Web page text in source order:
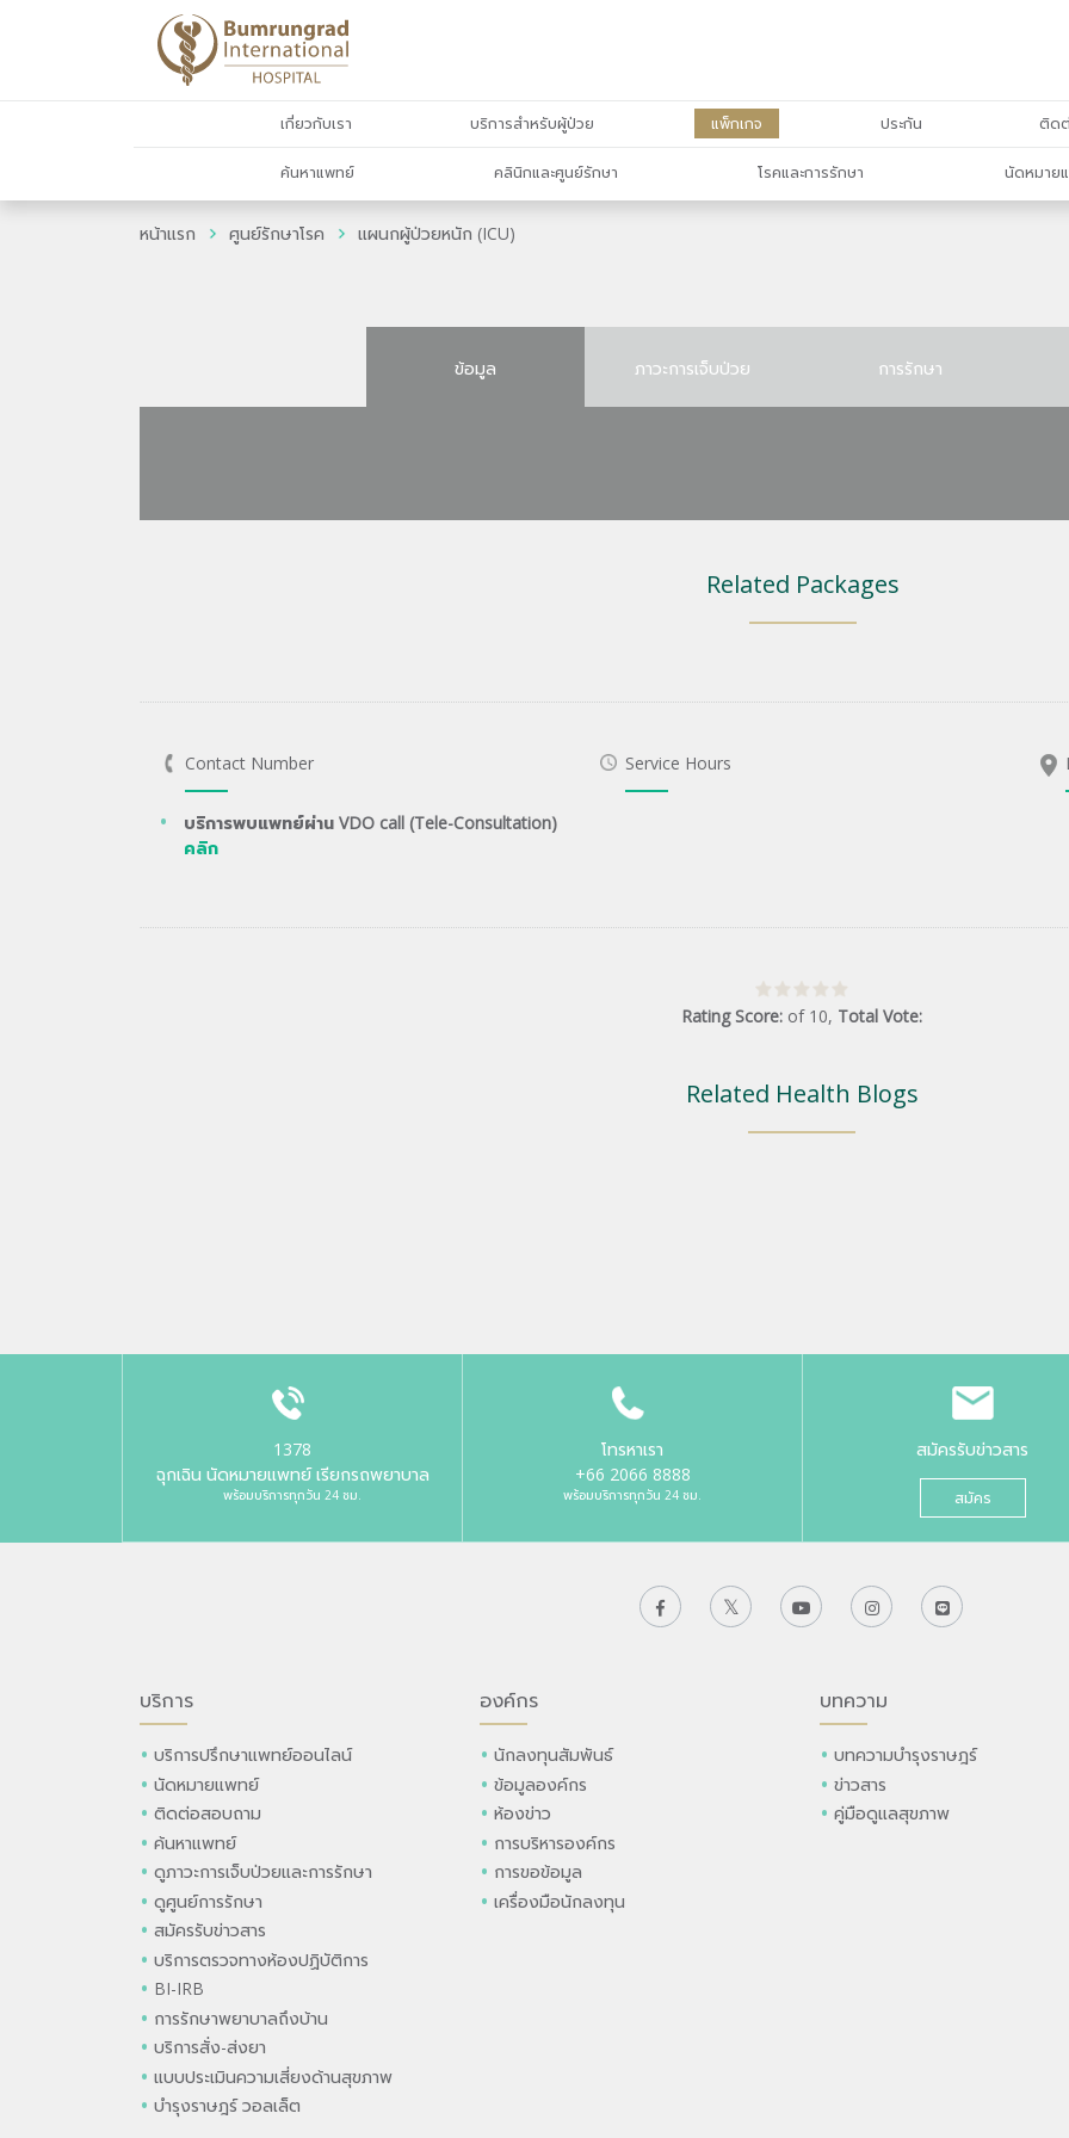
เกี่ยวกับเรา บริการสำหรับผู้ป่วย แพ็กเกจ ประกัน ติดต่
ค้นหาแพทย์ คลินิกและศูนย์รักษา โรคและการรักษา นัดหมาย
หน้าแรก ศูนย์รักษาโรค แผนกผู้ป่วยหนัก (ICU)
ข้อมูล ภาวะการเจ็บป่วย การรักษา
Related Packages
Contact Number
บริการพบแพทย์ผ่าน VDO call (Tele-Consultation)
คลิก
Service Hours
Rating Score: of 10, Total Vote:
Related Health Blogs
1378
ฉุกเฉิน นัดหมายแพทย์ เรียกรถพยาบาล
พร้อมบริการทุกวัน 24 ชม.
โทรหาเรา
+66 2066 8888
พร้อมบริการทุกวัน 24 ชม.
สมัครรับข่าวสาร
สมัคร
บริการ
บริการปรึกษาแพทย์ออนไลน์
นัดหมายแพทย์
ติดต่อสอบถาม
ค้นหาแพทย์
ดูภาวะการเจ็บป่วยและการรักษา
ดูศูนย์การรักษา
สมัครรับข่าวสาร
บริการตรวจทางห้องปฏิบัติการ
BI-IRB
การรักษาพยาบาลถึงบ้าน
บริการสั่ง-ส่งยา
แบบประเมินความเสี่ยงด้านสุขภาพ
บำรุงราษฎร์ วอลเล็ต
องค์กร
นักลงทุนสัมพันธ์
ข้อมูลองค์กร
ห้องข่าว
การบริหารองค์กร
การขอข้อมูล
เครื่องมือนักลงทุน
บทความ
บทความบำรุงราษฎร์
ข่าวสาร
คู่มือดูแลสุขภาพ